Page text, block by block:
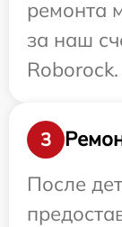
ремонта
за наш
Roborock.
3
После